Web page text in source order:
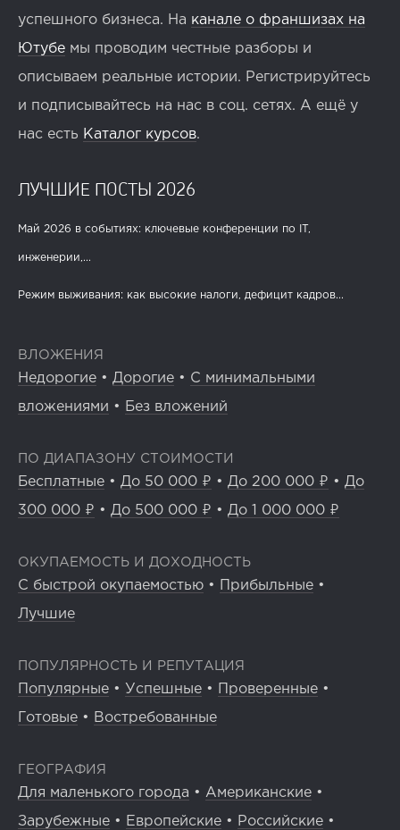
успешного бизнеса. На канале о франшизах на
Ютубе мы проводим честные разборы и
описываем реальные истории. Регистрируйтесь
и подписывайтесь на нас в соц. сетях. А ещё у
нас есть Каталог курсов.
ЛУЧШИЕ ПОСТЫ 2026
Май 2026 в событиях: ключевые конференции по IT,
инженерии,...
Режим выживания: как высокие налоги, дефицит кадров...
ВЛОЖЕНИЯ
Недорогие • Дорогие • С минимальными
вложениями • Без вложений
ПО ДИАПАЗОНУ СТОИМОСТИ
Бесплатные • До 50 000 ₽ • До 200 000 ₽ • До
300 000 ₽ • До 500 000 ₽ • До 1 000 000 ₽
ОКУПАЕМОСТЬ И ДОХОДНОСТЬ
С быстрой окупаемостью • Прибыльные •
Лучшие
ПОПУЛЯРНОСТЬ И РЕПУТАЦИЯ
Популярные • Успешные • Проверенные •
Готовые • Востребованные
ГЕОГРАФИЯ
Для маленького города • Американские •
Зарубежные • Европейские • Российские •